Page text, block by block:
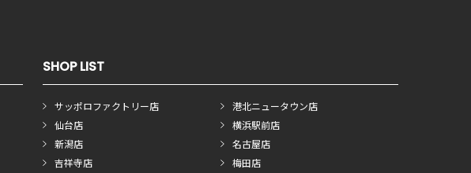
SHOP LIST
サッポロファクトリー店
仙台店
新潟店
吉祥寺店
港北ニュータウン店
横浜駅前店
名古屋店
梅田店